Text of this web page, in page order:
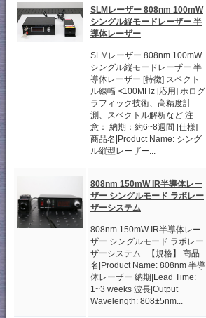
SLMレーザー 808nm 100mW
シングル縦モードレーザー 半
導体レーザー
SLMレーザー 808nm 100mW
シングル縦モードレーザー 半
導体レーザー [特徴] スペクト
ル線幅 <100MHz [応用] ホログ
ラフィック技術、高精度計
測、スペクトル解析など 注
意： 納期：約6~8週間 [仕様]
商品名|Product Name: シング
ル縦型レーザー...
808nm 150mW IR半導体レー
ザー シングルモード ラボレー
ザーシステム
808nm 150mW IR半導体レー
ザー シングルモード ラボレー
ザーシステム 【規格】 商品
名|Product Name: 808nm 半導
体レーザー 納期|Lead Time:
1~3 weeks 波長|Output
Wavelength: 808±5nm...